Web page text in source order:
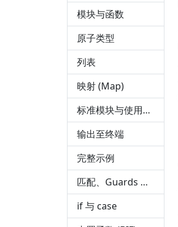
模块与函数
原子类型
列表
映射 (Map)
标准模块与使用手册
输出至终端
完整示例
匹配、Guards 与变量的作用域
if 与 case